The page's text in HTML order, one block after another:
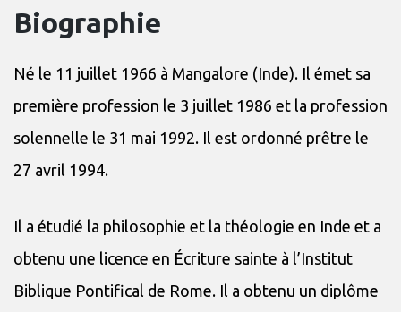
Biographie
Né le 11 juillet 1966 à Mangalore (Inde). Il émet sa
première profession le 3 juillet 1986 et la profession
solennelle le 31 mai 1992. Il est ordonné prêtre le
27 avril 1994.
Il a étudié la philosophie et la théologie en Inde et a
obtenu une licence en Écriture sainte à l’Institut
Biblique Pontifical de Rome. Il a obtenu un diplôme